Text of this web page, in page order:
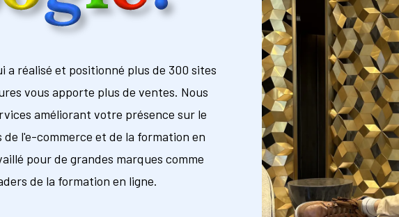
a réalisé et positionné plus de 300 sites
vous apporte plus de ventes. Nous
améliorant votre présence sur le
de l'e-commerce et de la formation en
pour de grandes marques comme
de la formation en ligne.